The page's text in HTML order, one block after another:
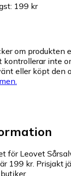
: 199 kr
om produkten
kontrollerar inte
eller köpt den
för Leovet
199 kr. Prisjakt